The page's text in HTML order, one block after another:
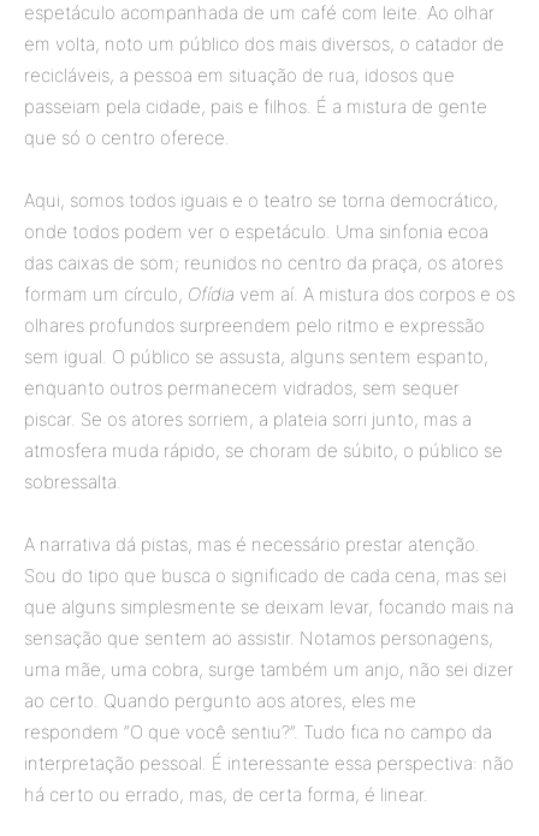
espetáculo acompanhada de um café com leite. Ao olhar
em volta, noto um público dos mais diversos, o catador de
recicláveis, a pessoa em situação de rua, idosos que
passeiam pela cidade, pais e filhos. É a mistura de gente
que só o centro oferece.
Aqui, somos todos iguais e o teatro se torna democrático,
onde todos podem ver o espetáculo. Uma sinfonia ecoa
das caixas de som; reunidos no centro da praça, os atores
formam um círculo, Ofídia vem aí. A mistura dos corpos e os
olhares profundos surpreendem pelo ritmo e expressão
sem igual. O público se assusta, alguns sentem espanto,
enquanto outros permanecem vidrados, sem sequer
piscar. Se os atores sorriem, a plateia sorri junto, mas a
atmosfera muda rápido, se choram de súbito, o público se
sobressalta.
A narrativa dá pistas, mas é necessário prestar atenção.
Sou do tipo que busca o significado de cada cena, mas sei
que alguns simplesmente se deixam levar, focando mais na
sensação que sentem ao assistir. Notamos personagens,
uma mãe, uma cobra, surge também um anjo, não sei dizer
ao certo. Quando pergunto aos atores, eles me
respondem “O que você sentiu?”. Tudo fica no campo da
interpretação pessoal. É interessante essa perspectiva: não
há certo ou errado, mas, de certa forma, é linear.